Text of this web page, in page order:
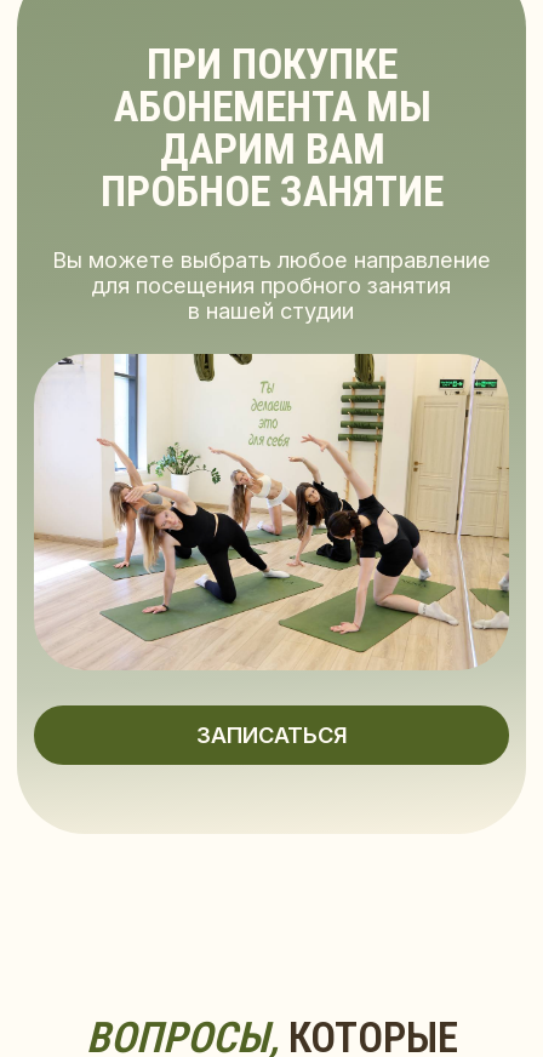
Согласие на обработку персональных данных
Публичная оферта
ФОРМА ОБРАТНОЙ СВЯЗИ
оставьте ваши комментарии,
пожелания и предложения
+7
Я предоставляю ИП Андрюкова
согласие на
обработку своих персональных данных,а
также подтверждаю ознакомление и
согласие сПолитикой конфиденциальности
Я предоставляю ИП Андрюкова
Александра Сергеевнасогласие на
получение рекламно-информационных
материалов
ОТПРАВИТЬ